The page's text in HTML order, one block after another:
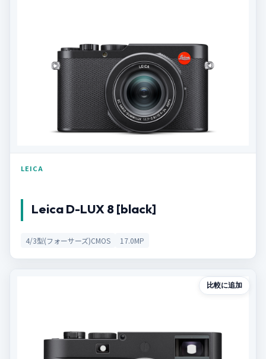
LEICA
Leica D-LUX 8 [black]
4/3型(フォーサーズ)CMOS 17.0MP
比較に追加